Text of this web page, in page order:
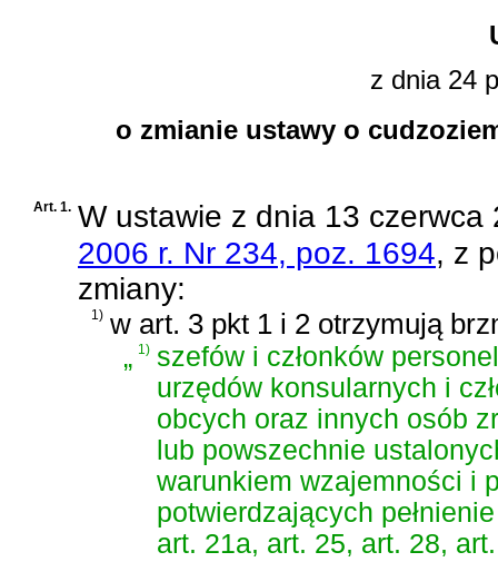
z dnia 24
o zmianie ustawy o
Art. 1. W ustawie z dnia 13
2006 r. Nr 234, poz. 1694, z
zmiany:
1) w art. 3 pkt 1 i 2 otrzymują
„1) szefów i członków
urzędów konsularnych i
obcych oraz innych osób
lub powszechnie
warunkiem wzajemności i
potwierdzających
art. 21a, art. 25, art. 28,